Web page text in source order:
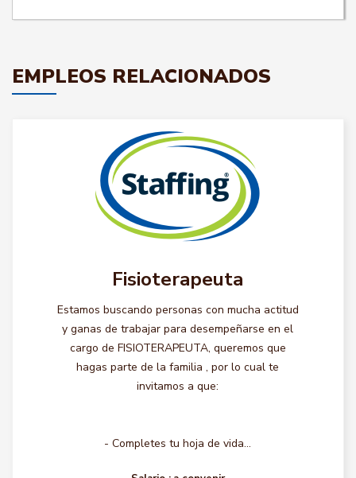
EMPLEOS RELACIONADOS
Fisioterapeuta
Estamos buscando personas con mucha actitud
y ganas de trabajar para desempeñarse en el
cargo de FISIOTERAPEUTA, queremos que
hagas parte de la familia , por lo cual te
invitamos a que:
- Completes tu hoja de vida...